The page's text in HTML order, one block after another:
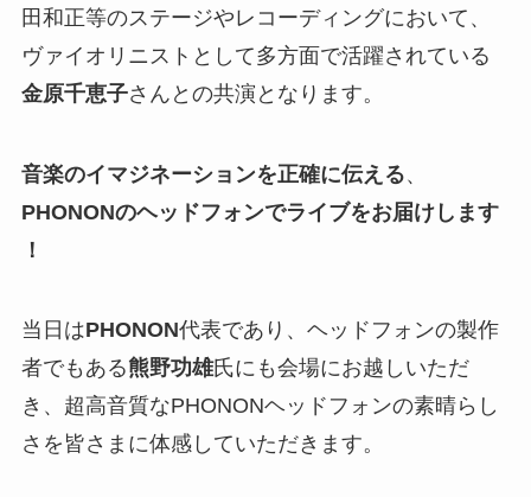
田和正等のステージやレコーディングにおいて、
ヴァイオリニストとして多方面で活躍されている
金原千恵子さんとの共演となります。
音楽のイマジネーションを正確に伝える、
PHONONのヘッドフォンでライブをお届けします
！
当日はPHONON代表であり、ヘッドフォンの製作
者でもある熊野功雄氏にも会場にお越しいただ
き、超高音質なPHONONヘッドフォンの素晴らし
さを皆さまに体感していただきます。